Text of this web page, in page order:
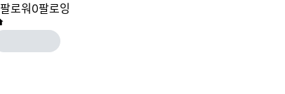
팔로워 0팔로잉